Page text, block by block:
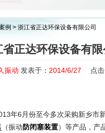
例 > 浙江省正达环保设备有限公司
省正达环保设备有
振动 发表于： 2014/6/27 点击
年6月份至今多次采购新乡市
（振动 防闭塞装置）等产品，产